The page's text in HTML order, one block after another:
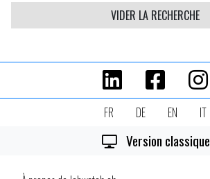
VIDER LA RECHERCHE
FR DE EN IT
Version classique